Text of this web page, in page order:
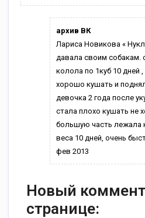
архив ВК
Лариса Новикова «
давала своим
колола по 1куб 10 дней
хорошо кушать и
девочка 2 года после
стала плохо кушать не
большую часть лежала
веса 10 дней, очень
фев 2013
Новый
странице: